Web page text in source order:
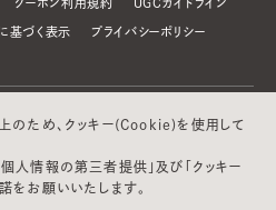
クーポン利用規約 UGCガイドライン
基づく表示 プライバシーポリシー
のため、クッキー(Cookie)を使用して
人情報の第三者提供」及び「クッキー
をお願いいたします。